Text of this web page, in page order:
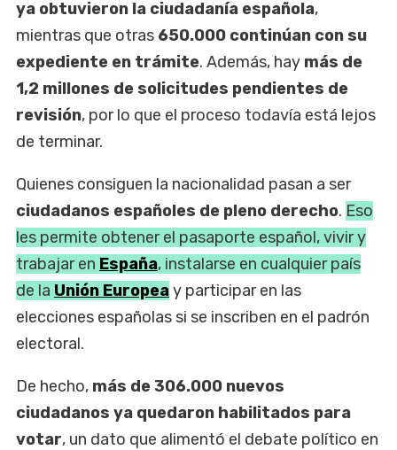
ya obtuvieron la ciudadanía española,
mientras que otras 650.000 continúan con su
expediente en trámite. Además, hay más de
1,2 millones de solicitudes pendientes de
revisión, por lo que el proceso todavía está lejos
de terminar.
Quienes consiguen la nacionalidad pasan a ser
ciudadanos españoles de pleno derecho. Eso
les permite obtener el pasaporte español, vivir y
trabajar en España, instalarse en cualquier país
de la Unión Europeay participar en las
elecciones españolas si se inscriben en el padrón
electoral.
De hecho, más de 306.000 nuevos
ciudadanos ya quedaron habilitados para
votar, un dato que alimentó el debate político en